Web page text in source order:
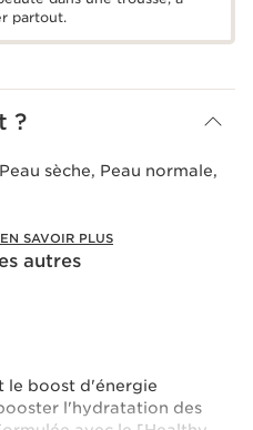
partout.
?
sèche, Peau normale,
EN SAVOIR PLUS
autres
le boost d'énergie
l'hydratation des